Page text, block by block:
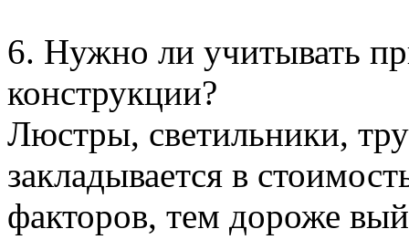
6. Нужно ли учитывать
конструкции?
Люстры, светильники,
закладывается в
факторов, тем дороже